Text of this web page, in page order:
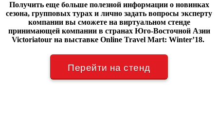
Получить еще больше полезной информации о новинках
сезона, групповых турах и лично задать вопросы эксперту
компании вы сможете на виртуальном стенде
принимающей компании в странах Юго-Восточной Азии
Victoriatour на выставке Online Travel Mart: Winter’18.
Перейти на стенд